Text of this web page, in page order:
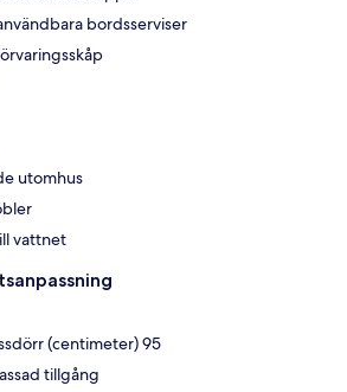
bordsserviser
utomhus
vattnet
(centimeter) 95
tillgång